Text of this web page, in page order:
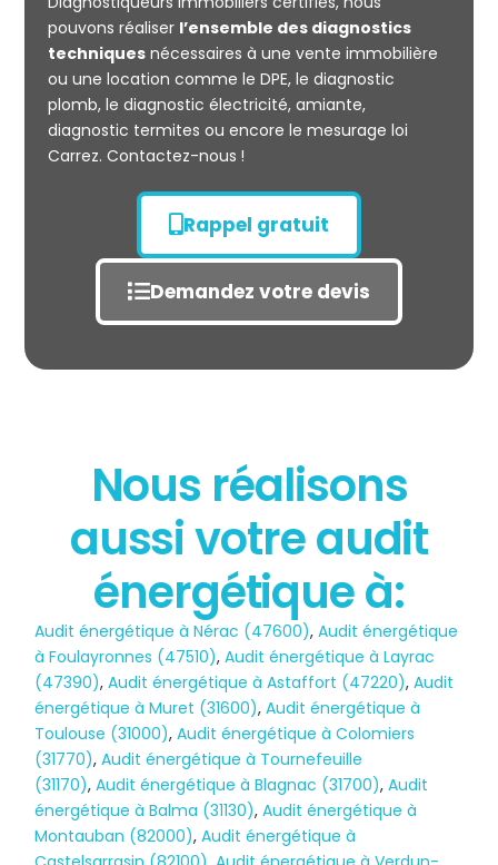
État des risques
POLLUTION
pouvons réaliser l’ensemble des diagnostics
techniquesnécessaires à une vente immobilière
ou une location comme le DPE, le diagnostic
plomb, le diagnostic électricité, amiante,
diagnostic termites ou encore le mesurage loi
Carrez. Contactez-nous !
Rappel gratuit
Demandez votre devis
Nous réalisons
aussi votre audit
énergétique à:
Audit énergétique à Nérac (47600),Audit énergétique
à Foulayronnes (47510),Audit énergétique à Layrac
(47390),Audit énergétique à Astaffort (47220),Audit
énergétique à Muret (31600),Audit énergétique à
Toulouse (31000),Audit énergétique à Colomiers
(31770),Audit énergétique à Tournefeuille
(31170),Audit énergétique à Blagnac (31700),Audit
énergétique à Balma (31130),Audit énergétique à
Montauban (82000),Audit énergétique à